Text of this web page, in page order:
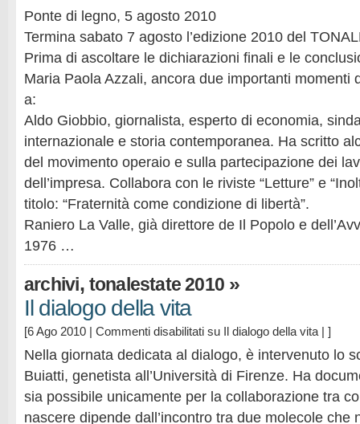
Ponte di legno, 5 agosto 2010
Termina sabato 7 agosto l’edizione 2010 del
Prima di ascoltare le dichiarazioni finali e le
Maria Paola Azzali, ancora due importanti momenti
a:
Aldo Giobbio, giornalista, esperto di economia,
internazionale e storia contemporanea. Ha scritto
del movimento operaio e sulla partecipazione dei
dell’impresa. Collabora con le riviste “Letture” e
titolo: “Fraternità come condizione di libertà”.
Raniero La Valle, già direttore de Il Popolo e
1976 …
archivi, tonalestate 2010 »
Il dialogo della vita
[6 Ago 2010 | Commenti disabilitati su Il dialogo della vita | ]
Nella giornata dedicata al dialogo, è intervenuto lo
Buiatti, genetista all’Università di Firenze. Ha
sia possibile unicamente per la collaborazione tra
nascere dipende dall’incontro tra due molecole che